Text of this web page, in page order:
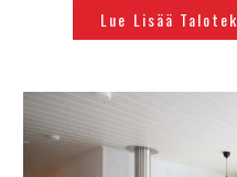
Lue Lisää